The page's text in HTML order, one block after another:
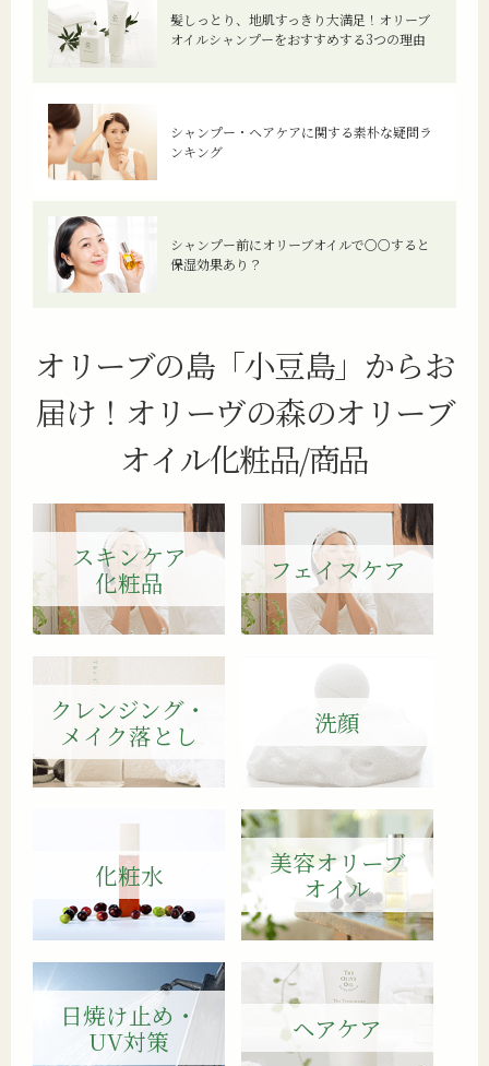
髪しっとり、地肌すっきり大満足！オリーブ
オイルシャンプーをおすすめする3つの理由
シャンプー・ヘアケアに関する素朴な疑問ラ
ンキング
シャンプー前にオリーブオイルで〇〇すると
保湿効果あり？
オリーブの島「小豆島」からお
届け！ オリーヴの森のオリーブ
オイル化粧品/商品
スキンケア
化粧品
フェイスケア
クレンジング・
メイク落とし
洗顔
化粧水
美容オリーブ
オイル
日焼け止め・
UV対策
ヘアケア